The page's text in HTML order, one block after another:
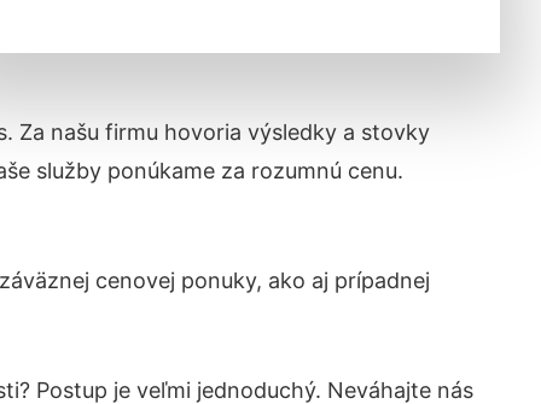
Za našu firmu hovoria výsledky a stovky
služby ponúkame za rozumnú cenu.
cenovej ponuky, ako aj prípadnej
Postup je veľmi jednoduchý. Neváhajte nás